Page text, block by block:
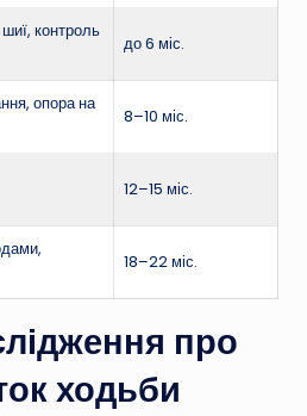
контроль
до 6 міс.
опора на
8–10 міс.
12–15 міс.
18–22 міс.
про
ходьби